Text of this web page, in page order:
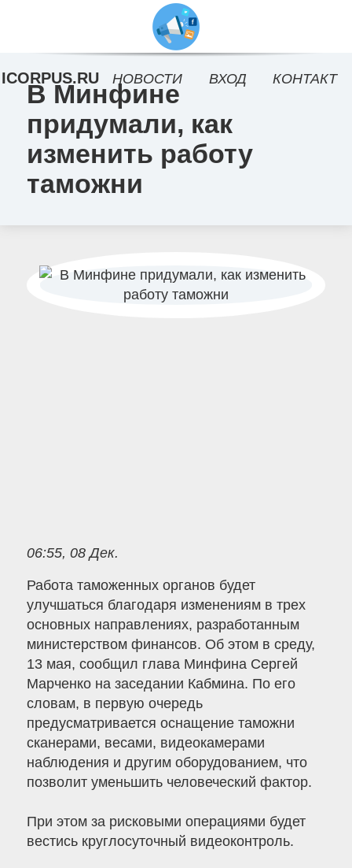
В Минфине
придумали, как
изменить работу
таможни
06:55, 08 Дек.
Работа таможенных органов будет
улучшаться благодаря изменениям в трех
основных направлениях, разработанным
министерством финансов. Об этом в среду,
13 мая, сообщил глава Минфина Сергей
Марченко на заседании Кабмина. По его
словам, в первую очередь
предусматривается оснащение таможни
сканерами, весами, видеокамерами
наблюдения и другим оборудованием, что
позволит уменьшить человеческий фактор.
При этом за рисковыми операциями будет
вестись круглосуточный видеоконтроль.
ICORPUS.RU НОВОСТИ ВХОД КОНТАКТ